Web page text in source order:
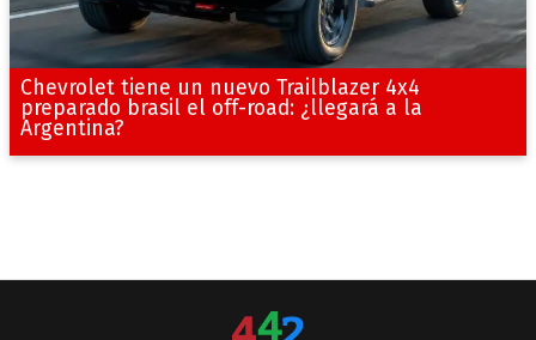
Chevrolet tiene un nuevo Trailblazer 4x4
preparado brasil el off-road: ¿llegará a la
Argentina?